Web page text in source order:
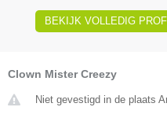
BEKIJK VOLLEDIG
Clown Mister Creezy
Niet gevestigd in de plaats